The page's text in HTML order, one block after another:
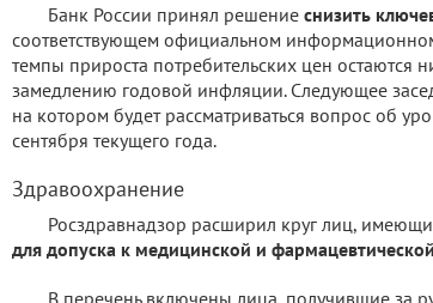
Банк России принял решение снизить
соответствующем официальном
темпы прироста потребительских цен остаются
замедлению годовой инфляции. Следующее
на котором будет рассматриваться вопрос об
сентября текущего года.
Здравоохранение
Росздравнадзор расширил круг лиц,
для допуска к медицинской и
В перечень включены лица, получившие за